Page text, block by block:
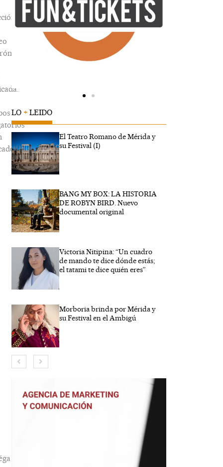
LO +LEIDO
El Teatro Romano de Mérida y
su Festival (I)
BANG MY BOX: LA HISTORIA
DE ROBYN BIRD. Nuevo
documental original
Victoria Nitipina: “Un cuadro
de mando te dice dónde estás;
el tatami te dice quién eres”
Morboria brinda por Mérida y
su Festival en el Ambigú